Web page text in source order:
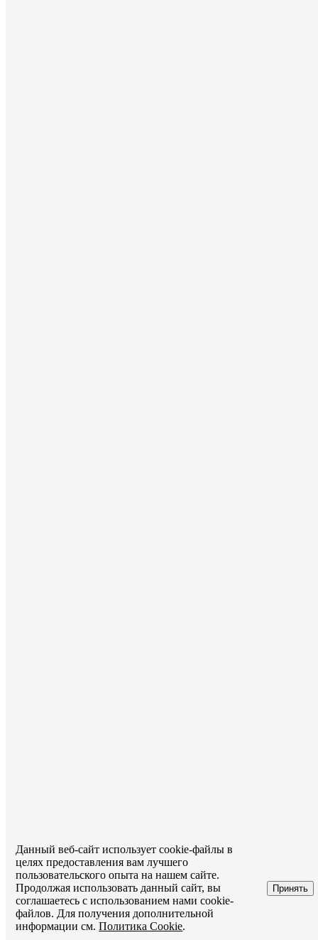
Данный веб-сайт использует cookie-файлы в
целях предоставления вам лучшего
пользовательского опыта на нашем сайте.
Продолжая использовать данный сайт, вы
соглашаетесь с использованием нами cookie-
файлов. Для получения дополнительной
информации см.Политика Cookie.
Принять